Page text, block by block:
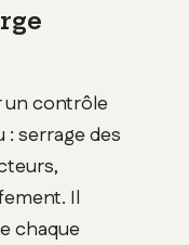
un contrôle
serrage des
Il
chaque